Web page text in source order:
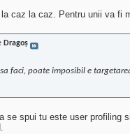
caz la caz. Pentru unii va fi
Dragoș
faci, poate imposibil e
se spui tu este user profiling